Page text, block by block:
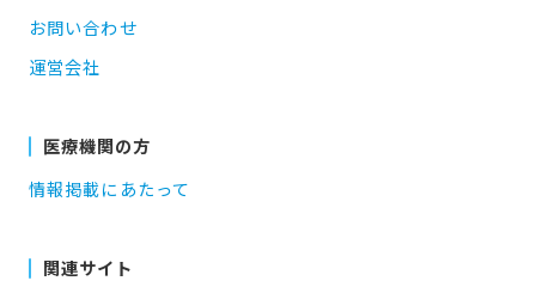
お問い合わせ
運営会社
医療機関の方
情報掲載にあたって
関連サイト